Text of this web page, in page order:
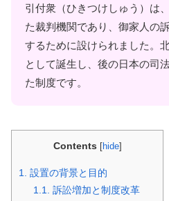
引付衆（ひきつけしゅう）は
た裁判機関であり、御家人の
するために設けられました。
として誕生し、後の日本の司
た制度です。
Contents [hide]
1. 設置の背景と目的
1.1. 訴訟増加と制度改革